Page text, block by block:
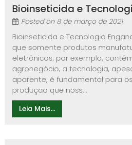
Bioinseticida e
Posted on 8 de março de 2021
Bioinseticida e Tecnologia
que somente produtos
eletrônicos, por exemplo,
agronegócio, a tecnologia,
aparente, é fundamental para
produção que noss...
Leia Mais...